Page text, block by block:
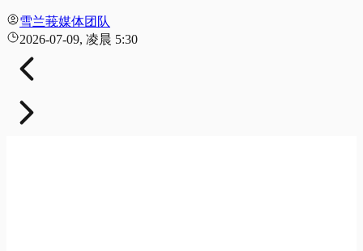
雪兰莪媒体团队
2026-07-09, 凌晨 5:30